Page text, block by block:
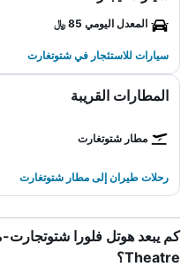
المعدل اليومي 85 ﷼
سيارات للاستئجار في شتوتغارت
المطارات القريبة
مطار شتوتغارت
رحلات طيران إلى مطار شتوتغارت
Theatre؟